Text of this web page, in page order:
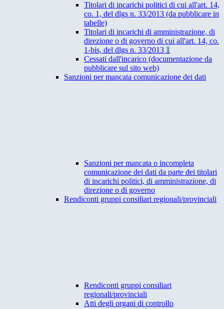
Titolari di incarichi politici di cui all'art. 14,
co. 1, del dlgs n. 33/2013 (da pubblicare in
tabelle)
Titolari di incarichi di amministrazione, di
direzione o di governo di cui all'art. 14, co.
1-bis, del dlgs n. 33/2013 1
Cessati dall'incarico (documentazione da
pubblicare sul sito web)
Sanzioni per mancata comunicazione dei dati
Sanzioni per mancata o incompleta
comunicazione dei dati da parte dei titolari
di incarichi politici, di amministrazione, di
direzione o di governo
Rendiconti gruppi consiliari regionali/provinciali
Rendiconti gruppi consiliari
regionali/provinciali
Atti degli organi di controllo